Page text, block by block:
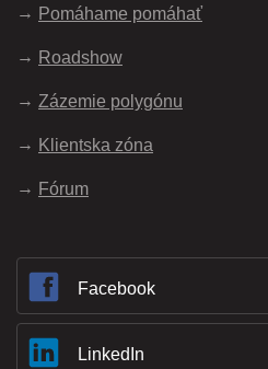
Pomáhame pomáhať
Roadshow
Zázemie polygónu
Klientska zóna
Fórum
Facebook
LinkedIn